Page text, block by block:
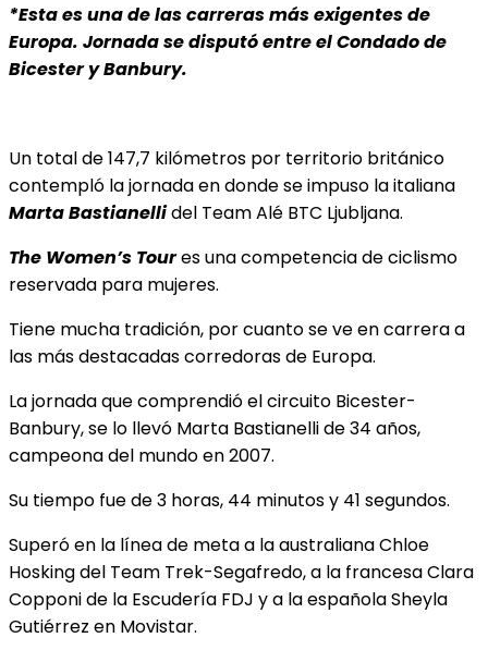
*Esta es una de las carreras más exigentes de
Europa. Jornada se disputó entre el Condado de
Bicester y Banbury.
Un total de 147,7 kilómetros por territorio británico
contempló la jornada en donde se impuso la italiana
Marta Bastianellidel Team Alé BTC Ljubljana.
The Women’s Toures una competencia de ciclismo
reservada para mujeres.
Tiene mucha tradición, por cuanto se ve en carrera a
las más destacadas corredoras de Europa.
La jornada que comprendió el circuito Bicester-
Banbury, se lo llevó Marta Bastianelli de 34 años,
campeona del mundo en 2007.
Su tiempo fue de 3 horas, 44 minutos y 41 segundos.
Superó en la línea de meta a la australiana Chloe
Hosking del Team Trek-Segafredo, a la francesa Clara
Copponi de la Escudería FDJ y a la española Sheyla
Gutiérrez en Movistar.